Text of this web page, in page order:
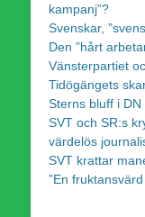
kampanj”?
Svenskar,
Den ”hårt
Vänsterpartiet
Tidögängets
Sterns bluff i DN
SVT och SR:s
värdelös
SVT krattar
”En